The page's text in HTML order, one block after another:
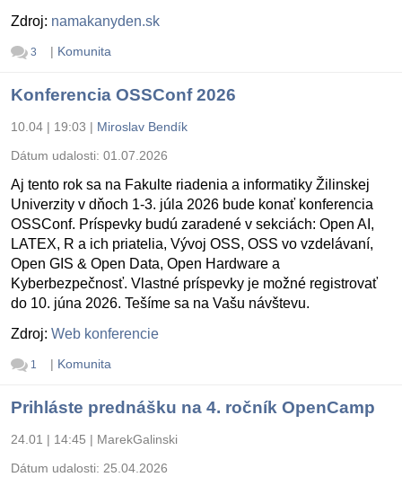
Zdroj: namakanyden.sk
3 | Komunita
Konferencia OSSConf 2026
10.04 | 19:03 | Miroslav Bendík
Dátum udalosti: 01.07.2026
Aj tento rok sa na Fakulte riadenia a informatiky Žilinskej
Univerzity v dňoch 1-3. júla 2026 bude konať konferencia
OSSConf. Príspevky budú zaradené v sekciách: Open AI,
LATEX, R a ich priatelia, Vývoj OSS, OSS vo vzdelávaní,
Open GIS & Open Data, Open Hardware a
Kyberbezpečnosť. Vlastné príspevky je možné registrovať
do 10. júna 2026. Tešíme sa na Vašu návštevu.
Zdroj: Web konferencie
1 | Komunita
Prihláste prednášku na 4. ročník OpenCamp
24.01 | 14:45 | MarekGalinski
Dátum udalosti: 25.04.2026